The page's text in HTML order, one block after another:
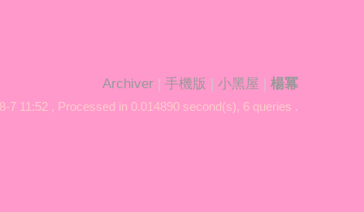
Archiver | 手機版 | 小黑屋 | 楊冪
7 11:52 , Processed in 0.014890 second(s), 6 queries .